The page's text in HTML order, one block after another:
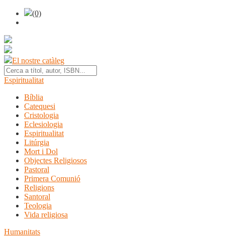
(0)
El nostre catàleg
Espiritualitat
Bíblia
Catequesi
Cristologia
Eclesiologia
Espiritualitat
Litúrgia
Mort i Dol
Objectes Religiosos
Pastoral
Primera Comunió
Religions
Santoral
Teologia
Vida religiosa
Humanitats